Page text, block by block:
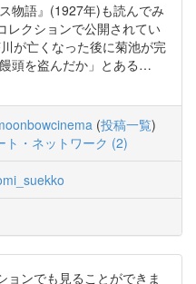
物語』(1927年)も読んでみ
レクションで公開されてい
が亡くなった後に菊池が完
頭を盗んだか」とある…
(投稿一覧)
ト・ネットワーク (2)
ョンでも見ることができま